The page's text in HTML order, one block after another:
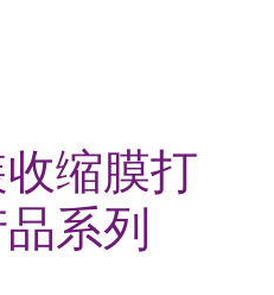
缩膜打
系列